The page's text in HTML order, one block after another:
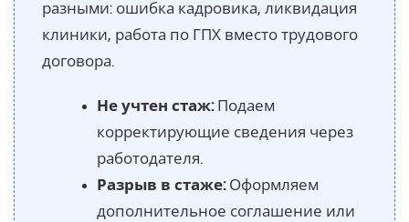
разными: ошибка кадровика, ликвидация
клиники, работа по ГПХ вместо трудового
договора.
Не учтен стаж:Подаем
корректирующие сведения через
работодателя.
Разрыв в стаже:Оформляем
дополнительное соглашение или